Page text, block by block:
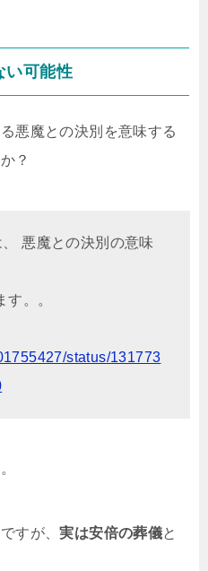
い可能性
悪魔との決別を意味する
？
悪魔との決別の意味
。。
status/131773
すが、実は安倍の葬儀と